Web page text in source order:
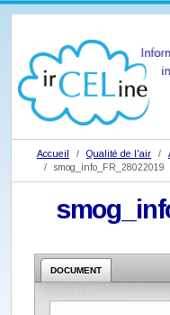
Accueil Qualité de l'air
smog_info_FR_28022019
DOCUMENT